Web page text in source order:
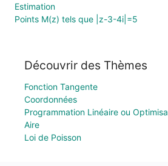
Estimation
Points M(z) tels que |z-3-4i|=5
Découvrir des Thèmes
Fonction Tangente
Coordonnées
Programmation Linéaire ou
Aire
Loi de Poisson